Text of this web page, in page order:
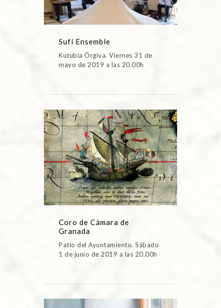
Sufí Ensemble
Kutubía Órgiva. Viernes 31 de
mayo de 2019 a las 20.00h
Coro de Cámara de
Granada
Patio del Ayuntamiento. Sábado
1 de junio de 2019 a las 20.00h